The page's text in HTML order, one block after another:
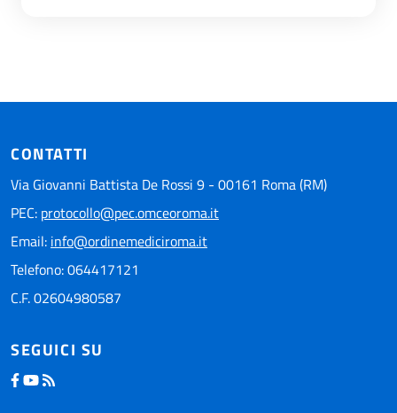
CONTATTI
Via Giovanni Battista De Rossi 9 - 00161 Roma (RM)
PEC: protocollo@pec.omceoroma.it
Email: info@ordinemediciroma.it
Telefono: 064417121
C.F. 02604980587
SEGUICI SU